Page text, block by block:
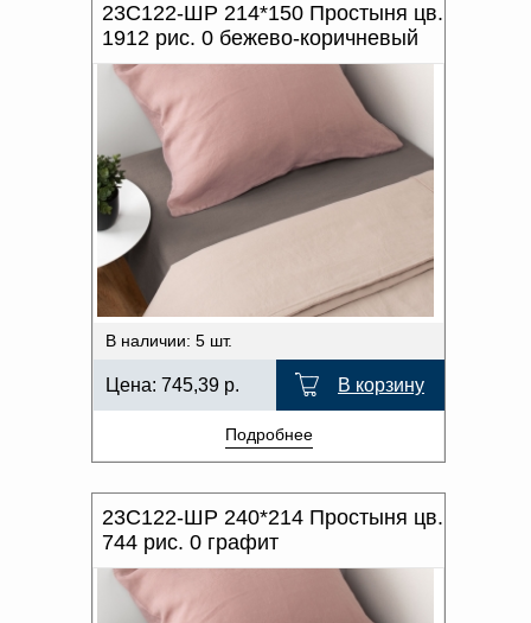
23С122-ШР 214*150 Простыня цв.
1912 рис. 0 бежево-коричневый
В наличии: 5 шт.
Цена: 745,39 р. В корзину
Подробнее
23С122-ШР 240*214 Простыня цв.
744 рис. 0 графит